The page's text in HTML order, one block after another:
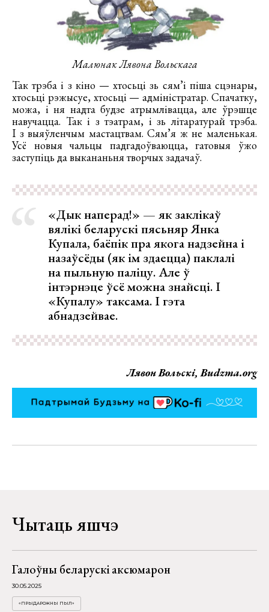
Малюнак Лявона Вольскага
Так трэба і з кіно — хтосьці зь сям’і піша сцэнары,
хтосьці рэжысуе, хтосьці — адміністратар. Спачатку,
можа, і ня надта будзе атрымлівацца, але ўрэшце
навучацца. Так і з тэатрам, і зь літаратурай трэба.
І з выяўленчым мастацтвам. Сям’я ж не маленькая.
Усё новыя чальцы падгадоўваюцца, гатовыя ўжо
заступіць да выкананьня творчых задачаў.
«Дык наперад!» — як заклікаў
вялікі беларускі пясьняр Янка
Купала, баёпік пра якога надзейна і
назаўсёды (як ім здаецца) паклалі
на пыльную паліцу. Але ў
інтэрнэце ўсё можна знайсці. І
«Купалу» таксама. І гэта
абнадзейвае.
Лявон Вольскі, Budzma.org
Чытаць яшчэ
Галоўны беларускі аксюмарон
30.05.2025
«ПРЫДАРОЖНЫ ПЫЛ»